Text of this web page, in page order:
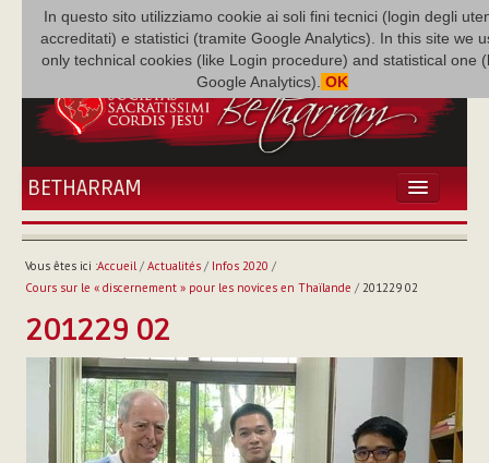
In questo sito utilizziamo cookie ai soli fini tecnici (login degli
accreditati) e statistici (tramite Google Analytics). In this site we
only technical cookies (like Login procedure) and statistical one
Google Analytics). OK
BETHARRAM
ACCUEIL
BÉTHARRAM
MISSION
MULTIMÉDIA
P. AUGUSTE ETCHÉCOPAR
Vous êtes ici :Accueil/ Actualités/ Infos 2020 /
Cours sur le « discernement » pour les novices en Thaïlande / 201229 02
201229 02